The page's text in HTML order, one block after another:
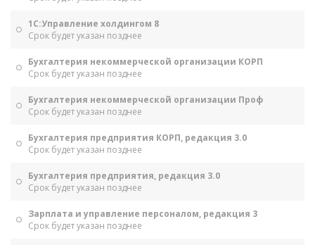
1С:Управление холдингом 8
Срок будет указан позднее
Бухгалтерия некоммерческой организации КОРП
Срок будет указан позднее
Бухгалтерия некоммерческой организации Проф
Срок будет указан позднее
Бухгалтерия предприятия КОРП, редакция 3.0
Срок будет указан позднее
Бухгалтерия предприятия, редакция 3.0
Срок будет указан позднее
Зарплата и управление персоналом, редакция 3
Срок будет указан позднее